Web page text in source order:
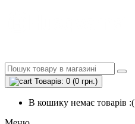
Товарів: 0 (0 грн.)
В кошику немає товарів :(